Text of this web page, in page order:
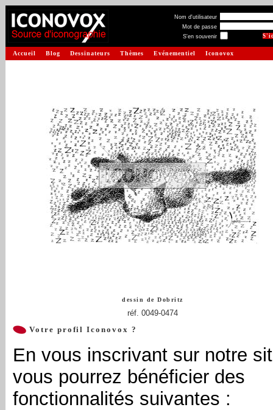
Nom d'utilisateur
Mot de passe
S'en souvenir
Accueil Blog Dessinateurs Thèmes Evénementiel Iconovox
dessin deDobritz
réf. 0049-0474
Votre profil Iconovox ?
En vous inscrivant sur notre
vous pourrez bénéficier des
fonctionnalités suivantes :